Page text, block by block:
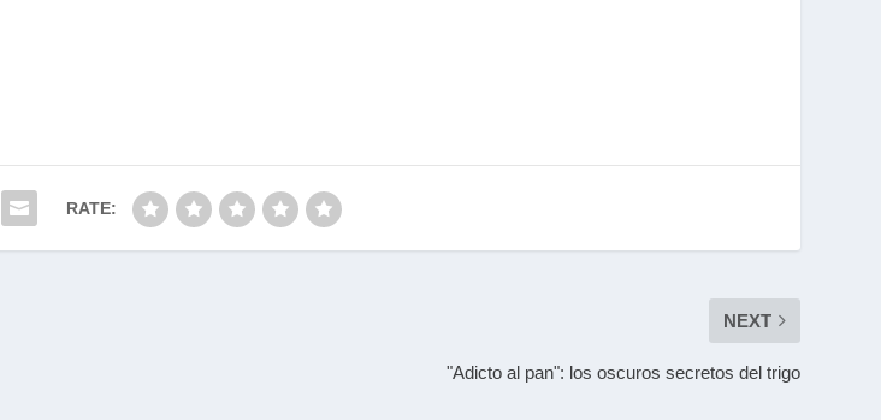
RATE:
NEXT
"Adicto al pan": los oscuros secretos del trigo